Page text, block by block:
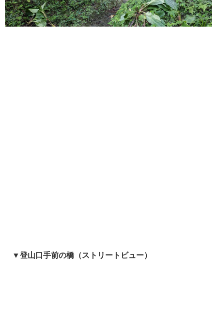
▼登山口手前の橋（ストリートビュー）